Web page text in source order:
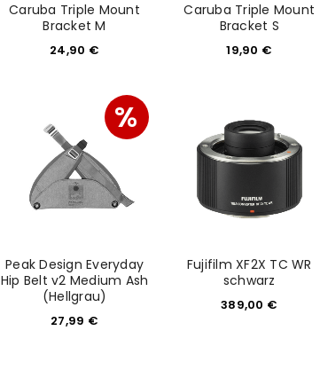
Caruba Triple Mount
Bracket M
24,90 €
Caruba Triple Mount
Bracket S
19,90 €
%
Peak Design Everyday
Hip Belt v2 Medium Ash
(Hellgrau)
27,99 €
Fujifilm XF2X TC WR
schwarz
389,00 €